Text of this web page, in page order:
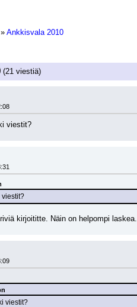
» Ankkisvala 2010
(21 viestiä)
viestit?
viestit?
kirjoititte. Näin on helpompi laskea.
viestit?